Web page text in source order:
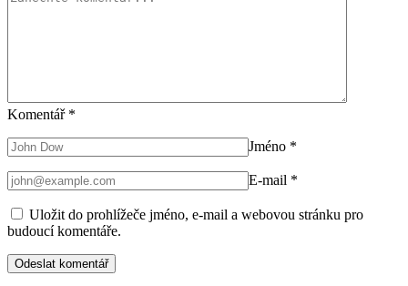
Komentář *
Jméno *
E-mail *
Uložit do prohlížeče jméno, e-mail a webovou stránku pro
budoucí komentáře.